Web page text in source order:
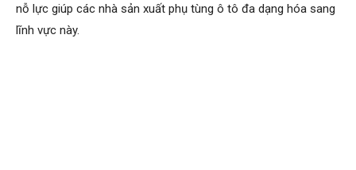
nỗ lực giúp các nhà sản xuất phụ tùng ô tô đa dạng hóa sang
lĩnh vực này.